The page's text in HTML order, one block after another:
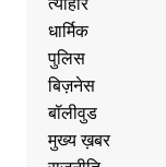
त्यौहार
धार्मिक
पुलिस
बिज़नेस
बॉलीवुड
मुख्य ख़बर